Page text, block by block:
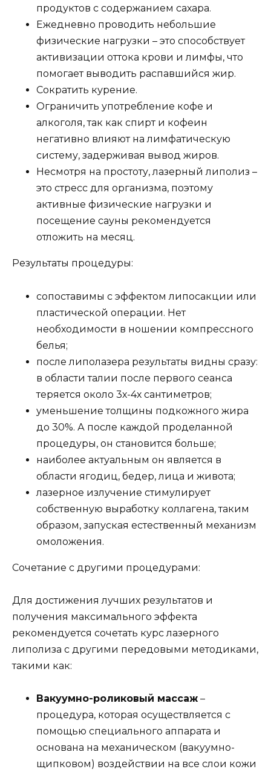
продуктов с содержанием сахара.
Ежедневно проводить небольшие
физические нагрузки – это способствует
активизации оттока крови и лимфы, что
помогает выводить распавшийся жир.
Сократить курение.
Ограничить употребление кофе и
алкоголя, так как спирт и кофеин
негативно влияют на лимфатическую
систему, задерживая вывод жиров.
Несмотря на простоту, лазерный липолиз –
это стресс для организма, поэтому
активные физические нагрузки и
посещение сауны рекомендуется
отложить на месяц.
Результаты процедуры:
сопоставимы с эффектом липосакции или
пластической операции. Нет
необходимости в ношении компрессного
белья;
после липолазера результаты видны сразу:
в области талии после первого сеанса
теряется около 3х-4х сантиметров;
уменьшение толщины подкожного жира
до 30%. А после каждой проделанной
процедуры, он становится больше;
наиболее актуальным он является в
области ягодиц, бедер, лица и живота;
лазерное излучение стимулирует
собственную выработку коллагена, таким
образом, запуская естественный механизм
омоложения.
Сочетание с другими процедурами:
Для достижения лучших результатов и
получения максимального эффекта
рекомендуется сочетать курс лазерного
липолиза с другими передовыми методиками,
такими как:
Вакуумно-роликовый массаж –
процедура, которая осуществляется с
помощью специального аппарата и
основана на механическом (вакуумно-
щипковом) воздействии на все слои кожи